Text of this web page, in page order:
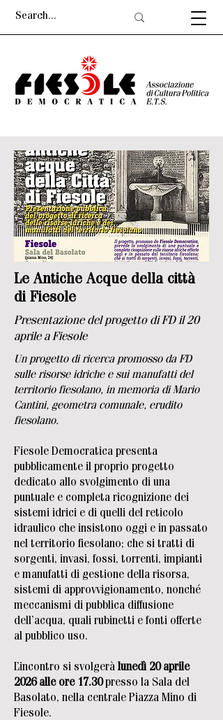
Le Antiche Acque della città
di Fiesole
Presentazione del progetto di FD il 20
aprile a Fiesole
Un progetto di ricerca promosso da FD
sulle risorse idriche e sui manufatti del
territorio fiesolano, in memoria di Mario
Cantini, geometra comunale, erudito
fiesolano.
Fiesole Democratica presenta
pubblicamente il proprio progetto
dedicato allo svolgimento di una
puntuale e completa ricognizione dei
sistemi idrici e di quelli del reticolo
idraulico che insistono oggi e in passato
nel territorio fiesolano; che si tratti di
sorgenti, invasi, fossi, torrenti, impianti
e manufatti di gestione della risorsa,
sistemi di approvvigionamento, nonché
meccanismi di pubblica diffusione
dell’acqua, quali rubinetti e fonti offerte
al pubblico uso.
L’incontro si svolgerà lunedì 20 aprile
2026 alle ore 17.30presso la Sala del
Basolato, nella centrale Piazza Mino di
Fiesole.